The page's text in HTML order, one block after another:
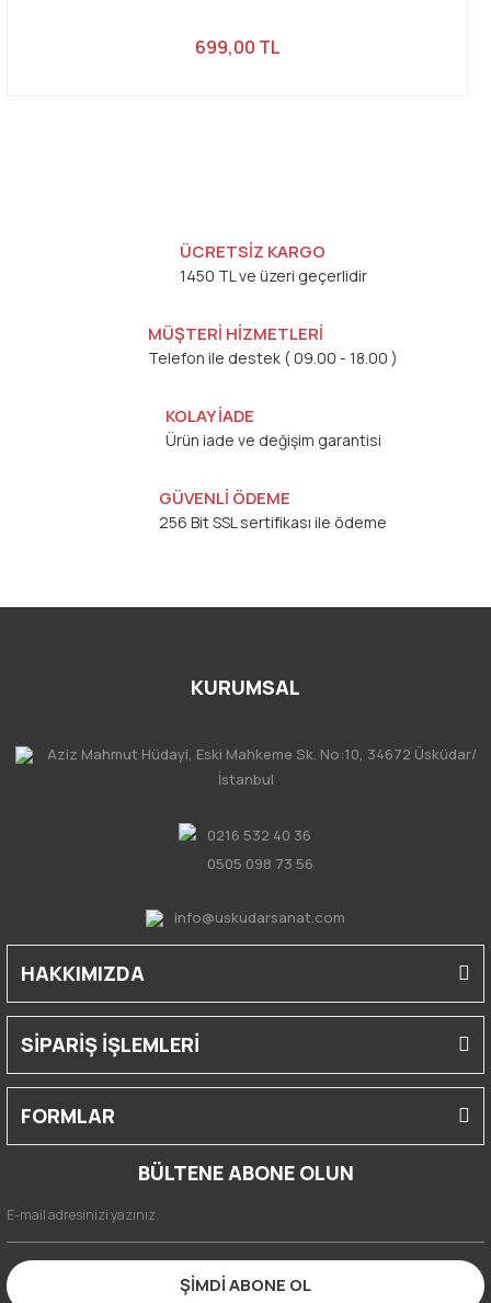
699,00 TL
ÜCRETSİZ KARGO
1450 TL ve üzeri geçerlidir
MÜŞTERİ HİZMETLERİ
Telefon ile destek ( 09.00 - 18.00 )
KOLAY İADE
Ürün iade ve değişim garantisi
GÜVENLİ ÖDEME
256 Bit SSL sertifikası ile ödeme
KURUMSAL
Aziz Mahmut Hüdayi, Eski Mahkeme Sk. No:10, 34672 Üsküdar/
İstanbul
0216 532 40 36
0505 098 73 56
info@uskudarsanat.com
HAKKIMIZDA
SİPARİŞ İŞLEMLERİ
FORMLAR
BÜLTENE ABONE OLUN
ŞİMDİ ABONE OL